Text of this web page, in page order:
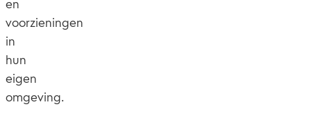
en
voorzieningen
in
hun
eigen
omgeving.